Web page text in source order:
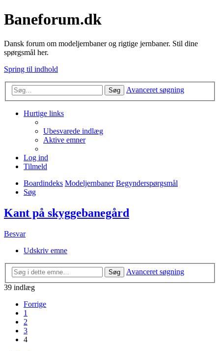
Baneforum.dk
Dansk forum om modeljernbaner og rigtige jernbaner. Stil dine
spørgsmål her.
Spring til indhold
Søg Avanceret søgning
Hurtige links
Ubesvarede indlæg
Aktive emner
Log ind
Tilmeld
Boardindeks Modeljernbaner Begynderspørgsmål
Søg
Kant på skyggebanegård
Besvar
Udskriv emne
Søg
Avanceret søgning
39 indlæg
Forrige
1
2
3
4